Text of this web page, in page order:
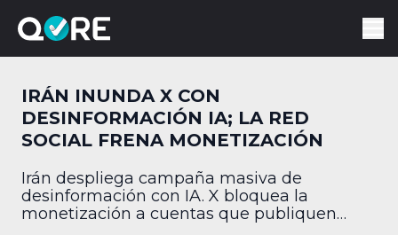
IRÁN INUNDA X CON
DESINFORMACIÓN IA; LA RED
SOCIAL FRENA MONETIZACIÓN
Irán despliega campaña masiva de
desinformación con IA. X bloquea la
monetización a cuentas que publiquen